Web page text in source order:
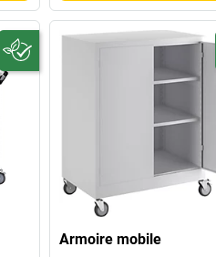
Armoire mobile